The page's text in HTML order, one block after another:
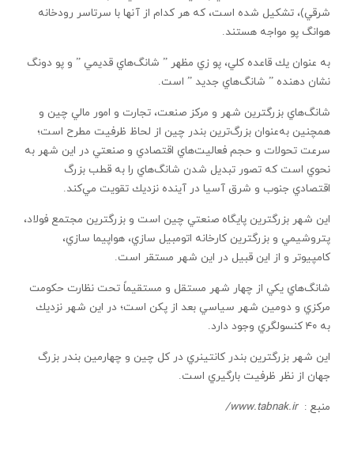
شرقي)، تشكيل شده است، كه هر كدام از آنها با سرتاسر رودخانه
هوانگ پو مواجه هستند.
به عنوان يك قاعده كلي، پو زي مظهر ” شانگ‌هاي قديمي ” و پو دونگ
نشان دهنده ” شانگ‌هاي جديد ” است.
شانگ‌هاي بزرگترين شهر و مركز صنعت، تجارت و امور مالي چين و
همچنين به‌عنوان بزرگ‌ترين بندر چين از لحاظ ظرفيت مطرح است؛
سرعت تحولات و حجم فعاليت‌هاي اقتصادي و صنعتي در اين شهر به
نحوي است كه تصور تبديل شدن شانگ‌هاي را به قطب بزرگ
اقتصادي جنوب و شرق آسيا در آينده نزديك تقويت مي‌كند.
اين شهر بزرگترين پايگاه صنعتي چين است و بزرگترين مجتمع فولاد،
پتروشيمي و بزرگترين كارخانه اتومبيل سازي‌، هواپيما سازي،
كامپيوتر و از اين قبيل در اين شهر مستقر است.
شانگ‌هاي يكي از چهار شهر مستقل و مستقيماً تحت نظارت حكومت
مركزي و دومين شهر سياسي بعد از پكن است؛ در اين شهر نزديك
به ۴۰ كنسولگري وجود دارد.
اين شهر بزرگترين بندر كانتينري در كل چين و چهارمين بندر بزرگ
جهان از نظر ظرفيت بارگيري است.
منبع :www.tabnak.ir/